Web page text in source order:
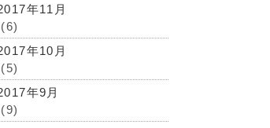
年11月
(6)
年10月
(5)
年9月
(9)